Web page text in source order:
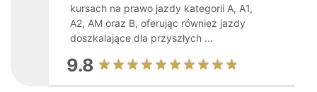
kursach na prawo jazdy kategorii A, A1,
A2, AM oraz B, oferując również jazdy
doszkalające dla przyszłych ...
9.8